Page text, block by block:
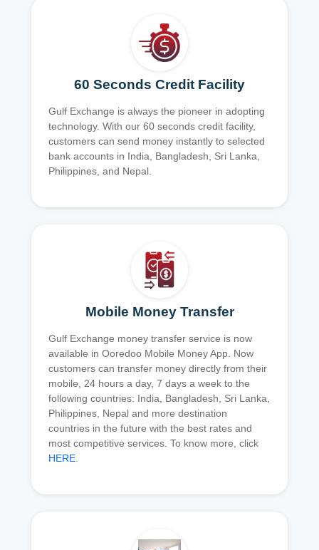
60 Seconds Credit Facility
Gulf Exchange is always the pioneer in adopting
technology. With our 60 seconds credit facility,
customers can send money instantly to selected
bank accounts in India, Bangladesh, Sri Lanka,
Philippines, and Nepal.
Mobile Money Transfer
Gulf Exchange money transfer service is now
available in Ooredoo Mobile Money App. Now
customers can transfer money directly from their
mobile, 24 hours a day, 7 days a week to the
following countries: India, Bangladesh, Sri Lanka,
Philippines, Nepal and more destination
countries in the future with the best rates and
most competitive services. To know more, click
HERE.